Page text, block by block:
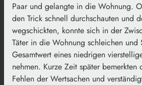
Paar und gelangte in die Wohnung.
den Trick schnell durchschauten und
wegschickten, konnte sich in der
Täter in die Wohnung schleichen und
Gesamtwert eines niedrigen
nehmen. Kurze Zeit später bemerkten
Fehlen der Wertsachen und